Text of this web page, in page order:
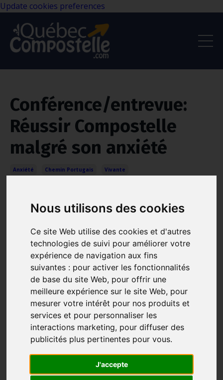
Nous utilisons des cookies
Ce site Web utilise des cookies et d'autres
technologies de suivi pour améliorer votre
expérience de navigation aux fins
suivantes : pour activer les fonctionnalités
de base du site Web, pour offrir une
meilleure expérience sur le site Web, pour
mesurer votre intérêt pour nos produits et
services et pour personnaliser les
interactions marketing, pour diffuser des
publicités plus pertinentes pour vous.
J'accepte
Update cookies preferences
Conférence/entrevue:
Réussir Compostelle
malgré son anxiété
Anxiété Chemin Portugais Vivante
Réussir Compostelle malgré son anxiété
« Pour mes 67 ans, j’ai décidé de m’offrir un défi plus